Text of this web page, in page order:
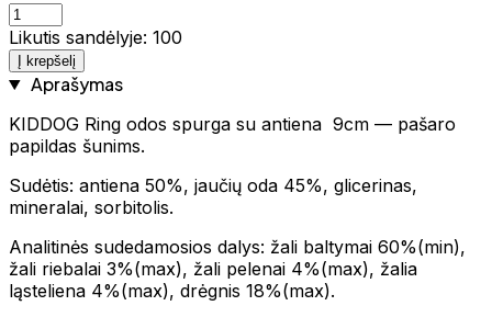
Likutis sandėlyje: 100
Į krepšelį
Aprašymas
KIDDOG Ring odos spurga su antiena 9cm — pašaro
papildas šunims.
Sudėtis: antiena 50%, jaučių oda 45%, glicerinas,
mineralai, sorbitolis.
Analitinės sudedamosios dalys: žali baltymai 60%(min),
žali riebalai 3%(max), žali pelenai 4%(max), žalia
ląsteliena 4%(max), drėgnis 18%(max).